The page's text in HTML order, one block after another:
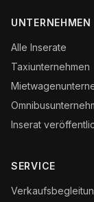
UNTERNEHMEN
Alle Inserate
Taxiunternehmen
Inserat
SERVICE